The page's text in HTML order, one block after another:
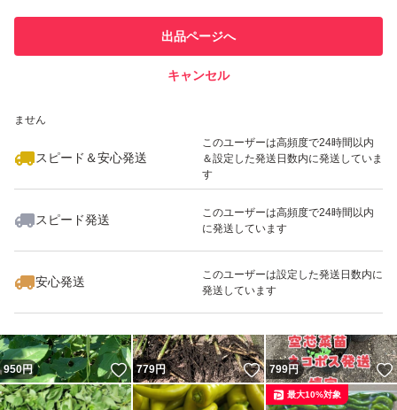
での取引実績があります
ません
スピード＆安心発送
このユーザーは高頻度で24時間以内
＆設定した発送日数内に発送していま
す
スピード発送
このユーザーは高頻度で24時間以内
に発送しています
安心発送
このユーザーは設定した発送日数内に
発送しています
出品ページへ
キャンセル
いいね！
990
950円 いいね！
779円 いいね！
799円
最大10%対象